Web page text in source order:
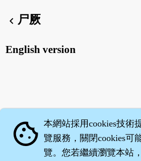
chevron_left尸厥
English version
cookie 本網站採用cookies技術
覽服務，關閉cookies可
覽。您若繼續瀏覽本站